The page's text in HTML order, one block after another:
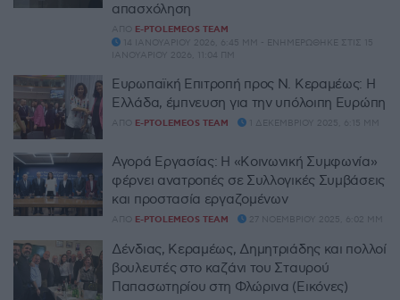
απασχόληση
ΑΠΌ E-PTOLEMEOS TEAM
14 ΙΑΝΟΥΑΡΊΟΥ 2026, 6:45 ΜΜ - ΕΝΗΜΕΡΏΘΗΚΕ ΣΤΙΣ 15
ΙΑΝΟΥΑΡΊΟΥ 2026, 11:04 ΠΜ
Ευρωπαϊκή Επιτροπή προς Ν. Κεραμέως: Η
Ελλάδα, έμπνευση για την υπόλοιπη Ευρώπη
ΑΠΌ E-PTOLEMEOS TEAM 1 ΔΕΚΕΜΒΡΊΟΥ 2025, 6:15 ΜΜ
Αγορά Εργασίας: Η «Κοινωνική Συμφωνία»
φέρνει ανατροπές σε Συλλογικές Συμβάσεις
και προστασία εργαζομένων
ΑΠΌ E-PTOLEMEOS TEAM 27 ΝΟΕΜΒΡΊΟΥ 2025, 6:02 ΜΜ
Δένδιας, Κεραμέως, Δημητριάδης και πολλοί
βουλευτές στο καζάνι του Σταυρού
Παπασωτηρίου στη Φλώρινα (Εικόνες)